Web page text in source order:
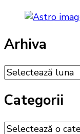
Arhiva
Arhiva
Categorii
Categorii